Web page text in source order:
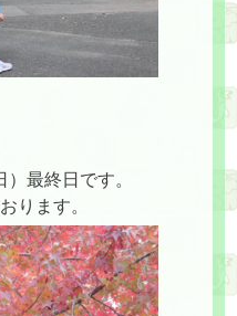
最終日です。
ります。